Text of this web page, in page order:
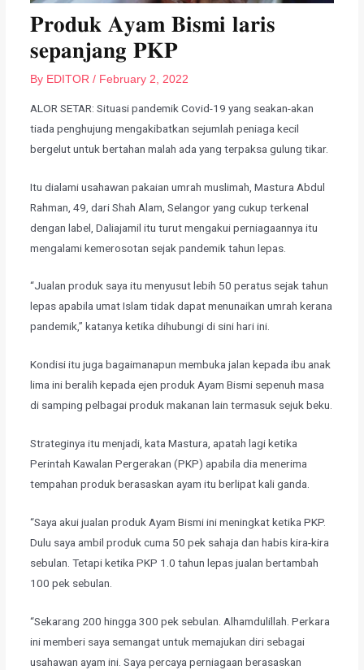
𝐏𝐫𝐨𝐝𝐮𝐤 𝐀𝐲𝐚𝐦 𝐁𝐢𝐬𝐦𝐢 𝐥𝐚𝐫𝐢𝐬
𝐬𝐞𝐩𝐚𝐧𝐣𝐚𝐧𝐠 𝐏𝐊𝐏
By EDITOR / February 2, 2022
ALOR SETAR: Situasi pandemik Covid-19 yang seakan-akan
tiada penghujung mengakibatkan sejumlah peniaga kecil
bergelut untuk bertahan malah ada yang terpaksa gulung tikar.
Itu dialami usahawan pakaian umrah muslimah, Mastura Abdul
Rahman, 49, dari Shah Alam, Selangor yang cukup terkenal
dengan label, Daliajamil itu turut mengakui perniagaannya itu
mengalami kemerosotan sejak pandemik tahun lepas.
​“Jualan produk saya itu menyusut lebih 50 peratus sejak tahun
lepas apabila umat Islam tidak dapat menunaikan umrah kerana
pandemik,” katanya ketika dihubungi di sini hari ini.
​Kondisi itu juga bagaimanapun membuka jalan kepada ibu anak
lima ini beralih kepada ejen produk Ayam Bismi sepenuh masa
di samping pelbagai produk makanan lain termasuk sejuk beku.
​Strateginya itu menjadi, kata Mastura, apatah lagi ketika
Perintah Kawalan Pergerakan (PKP) apabila dia menerima
tempahan produk berasaskan ayam itu berlipat kali ganda.
​“Saya akui jualan produk Ayam Bismi ini meningkat ketika PKP.
Dulu saya ambil produk cuma 50 pek sahaja dan habis kira-kira
sebulan. Tetapi ketika PKP 1.0 tahun lepas jualan bertambah
100 pek sebulan.
​“Sekarang 200 hingga 300 pek sebulan. Alhamdulillah. Perkara
ini memberi saya semangat untuk memajukan diri sebagai
usahawan ayam ini. Saya percaya perniagaan berasaskan